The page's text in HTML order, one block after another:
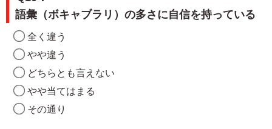
語彙（ボキャブラリ）の多さに自信を持っている
全く違う
やや違う
どちらとも言えない
やや当てはまる
その通り